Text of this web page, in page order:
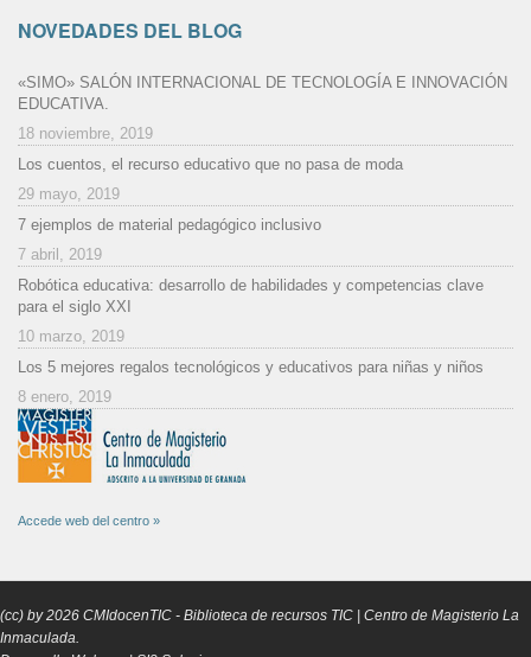
NOVEDADES DEL BLOG
«SIMO» SALÓN INTERNACIONAL DE TECNOLOGÍA E INNOVACIÓN
EDUCATIVA.
18 noviembre, 2019
Los cuentos, el recurso educativo que no pasa de moda
29 mayo, 2019
7 ejemplos de material pedagógico inclusivo
7 abril, 2019
Robótica educativa: desarrollo de habilidades y competencias clave
para el siglo XXI
10 marzo, 2019
Los 5 mejores regalos tecnológicos y educativos para niñas y niños
8 enero, 2019
Accede web del centro »
(cc) by2026 CMIdocenTIC - Biblioteca de recursos TIC | Centro de Magisterio La
Inmaculada.